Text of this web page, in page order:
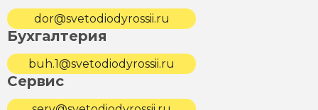
dor@svetodiodyrossii.ru
Бухгалтерия
buh.1@svetodiodyrossii.ru
Сервис